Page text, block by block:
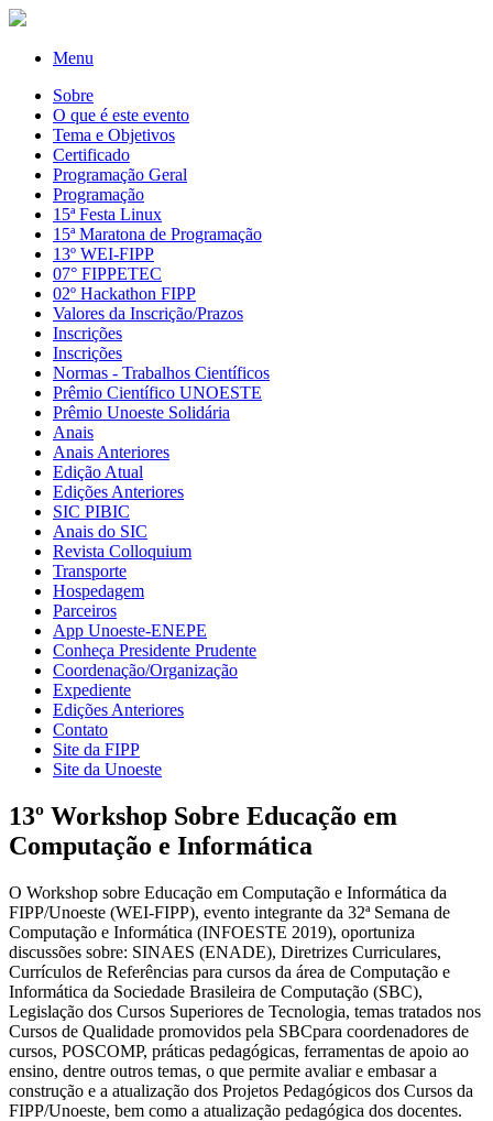
Menu
Sobre
O que é este evento
Tema e Objetivos
Certificado
Programação Geral
Programação
15ª Festa Linux
15ª Maratona de Programação
13º WEI-FIPP
07° FIPPETEC
02º Hackathon FIPP
Valores da Inscrição/Prazos
Inscrições
Inscrições
Normas - Trabalhos Científicos
Prêmio Científico UNOESTE
Prêmio Unoeste Solidária
Anais
Anais Anteriores
Edição Atual
Edições Anteriores
SIC PIBIC
Anais do SIC
Revista Colloquium
Transporte
Hospedagem
Parceiros
App Unoeste-ENEPE
Conheça Presidente Prudente
Coordenação/Organização
Expediente
Edições Anteriores
Contato
Site da FIPP
Site da Unoeste
13º Workshop Sobre Educação em
Computação e Informática
O Workshop sobre Educação em Computação e Informática da
FIPP/Unoeste (WEI-FIPP), evento integrante da 32ª Semana de
Computação e Informática (INFOESTE 2019), oportuniza
discussões sobre: SINAES (ENADE), Diretrizes Curriculares,
Currículos de Referências para cursos da área de Computação e
Informática da Sociedade Brasileira de Computação (SBC),
Legislação dos Cursos Superiores de Tecnologia, temas tratados nos
Cursos de Qualidade promovidos pela SBCpara coordenadores de
cursos, POSCOMP, práticas pedagógicas, ferramentas de apoio ao
ensino, dentre outros temas, o que permite avaliar e embasar a
construção e a atualização dos Projetos Pedagógicos dos Cursos da
FIPP/Unoeste, bem como a atualização pedagógica dos docentes.